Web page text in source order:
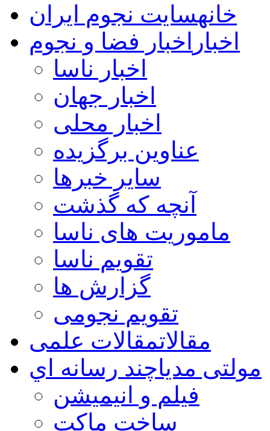
خانهسایت نجوم ایران
اخبار اخبار فضا و نجوم
اخبار ناسا
اخبار جهان
اخبار محلی
عناوین برگزیده
سایر خبرها
آنچه که گذشت
ماموریت های ناسا
تقویم ناسا
گزارش ها
تقویم نجومی
مقالاتمقالات علمی
مولتی مدیاچند رسانه اي
فیلم و انیمیشن
ساخت ماکت